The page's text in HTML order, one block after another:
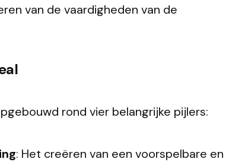
van de vaardigheden van de
rond vier belangrijke pijlers:
: Het creëren van een voorspelbare en